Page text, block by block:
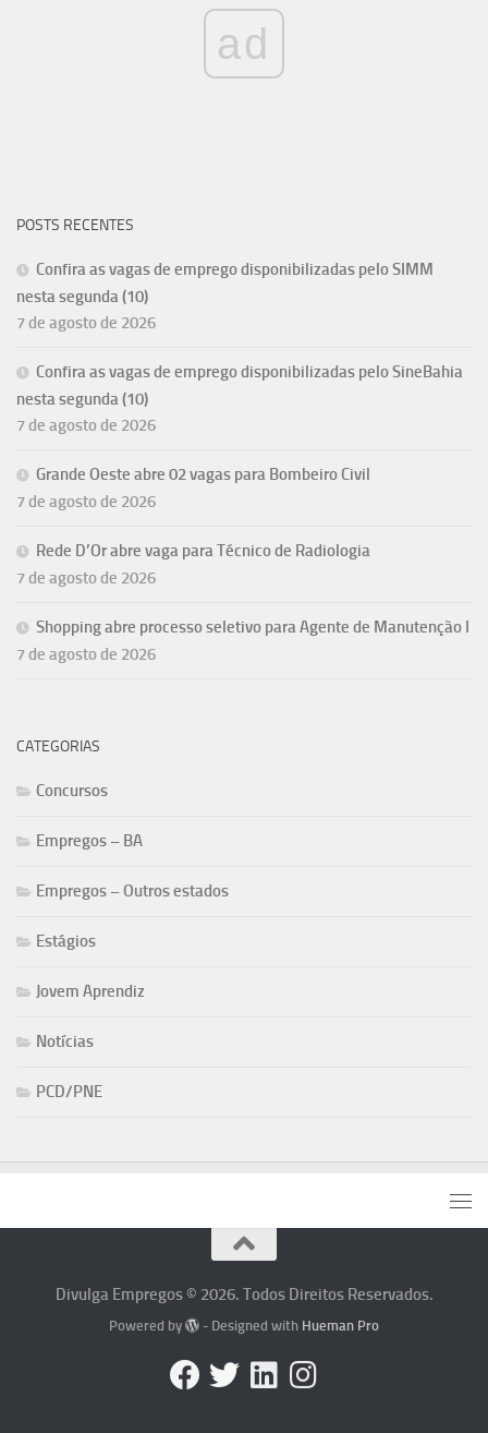
ad
POSTS RECENTES
Confira as vagas de emprego disponibilizadas pelo SIMM
nesta segunda (10)
7 de agosto de 2026
Confira as vagas de emprego disponibilizadas pelo SineBahia
nesta segunda (10)
7 de agosto de 2026
Grande Oeste abre 02 vagas para Bombeiro Civil
7 de agosto de 2026
Rede D’Or abre vaga para Técnico de Radiologia
7 de agosto de 2026
Shopping abre processo seletivo para Agente de Manutenção I
7 de agosto de 2026
CATEGORIAS
Concursos
Empregos – BA
Empregos – Outros estados
Estágios
Jovem Aprendiz
Notícias
PCD/PNE
Divulga Empregos © 2026. Todos Direitos Reservados.
Powered by - Designed with Hueman Pro